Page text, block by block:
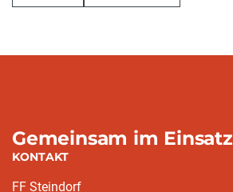
Gemeinsam im Einsatz
KONTAKT
FF Steindorf